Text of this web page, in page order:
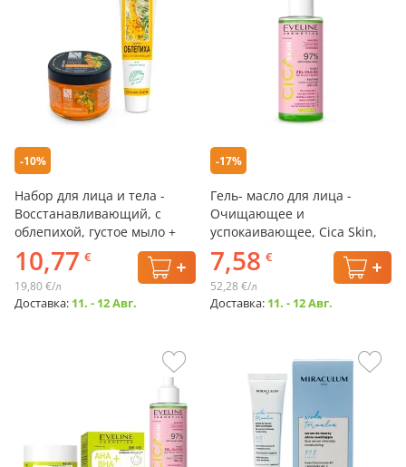
-10%
Набор для лица и тела -
Восстанавливающий, с
облепихой, густое мыло +
крем
10,77 €
19,80 €/л
Доставка: 11. - 12 Авг.
-17%
Гель- масло для лица -
Очищающее и
успокаивающее, Cica Skin,
Eveline, 145 мл
7,58 €
52,28 €/л
Доставка: 11. - 12 Авг.